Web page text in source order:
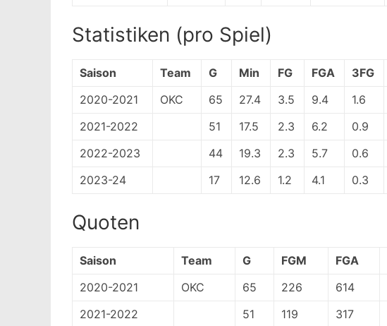
Statistiken (pro Spiel)
Saison Team G Min FG FGA 3FG
2020-2021
OKC 65 27.4 3.5 9.4 1.6
2021-2022
51 17.5 2.3 6.2 0.9
2022-2023
44 19.3 2.3 5.7 0.6
2023-24
17 12.6 1.2 4.1 0.3
Quoten
Saison Team G FGM FGA
2020-2021
OKC 65 226 614
2021-2022
51 119 317